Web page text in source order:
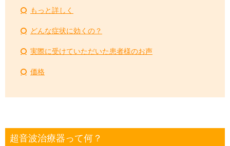
もっと詳しく
どんな症状に効くの？
実際に受けていただいた患者様のお声
価格
超音波治療器って何？